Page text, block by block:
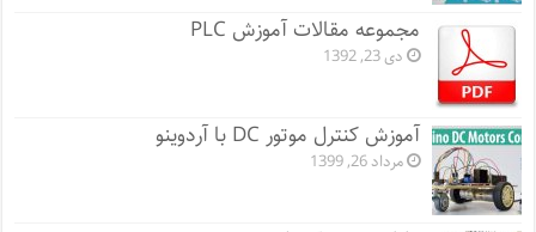
مجموعه مقالات آموزش PLC
دی 23, 1392
آموزش کنترل موتور DC با آردوینو
مرداد 26, 1399